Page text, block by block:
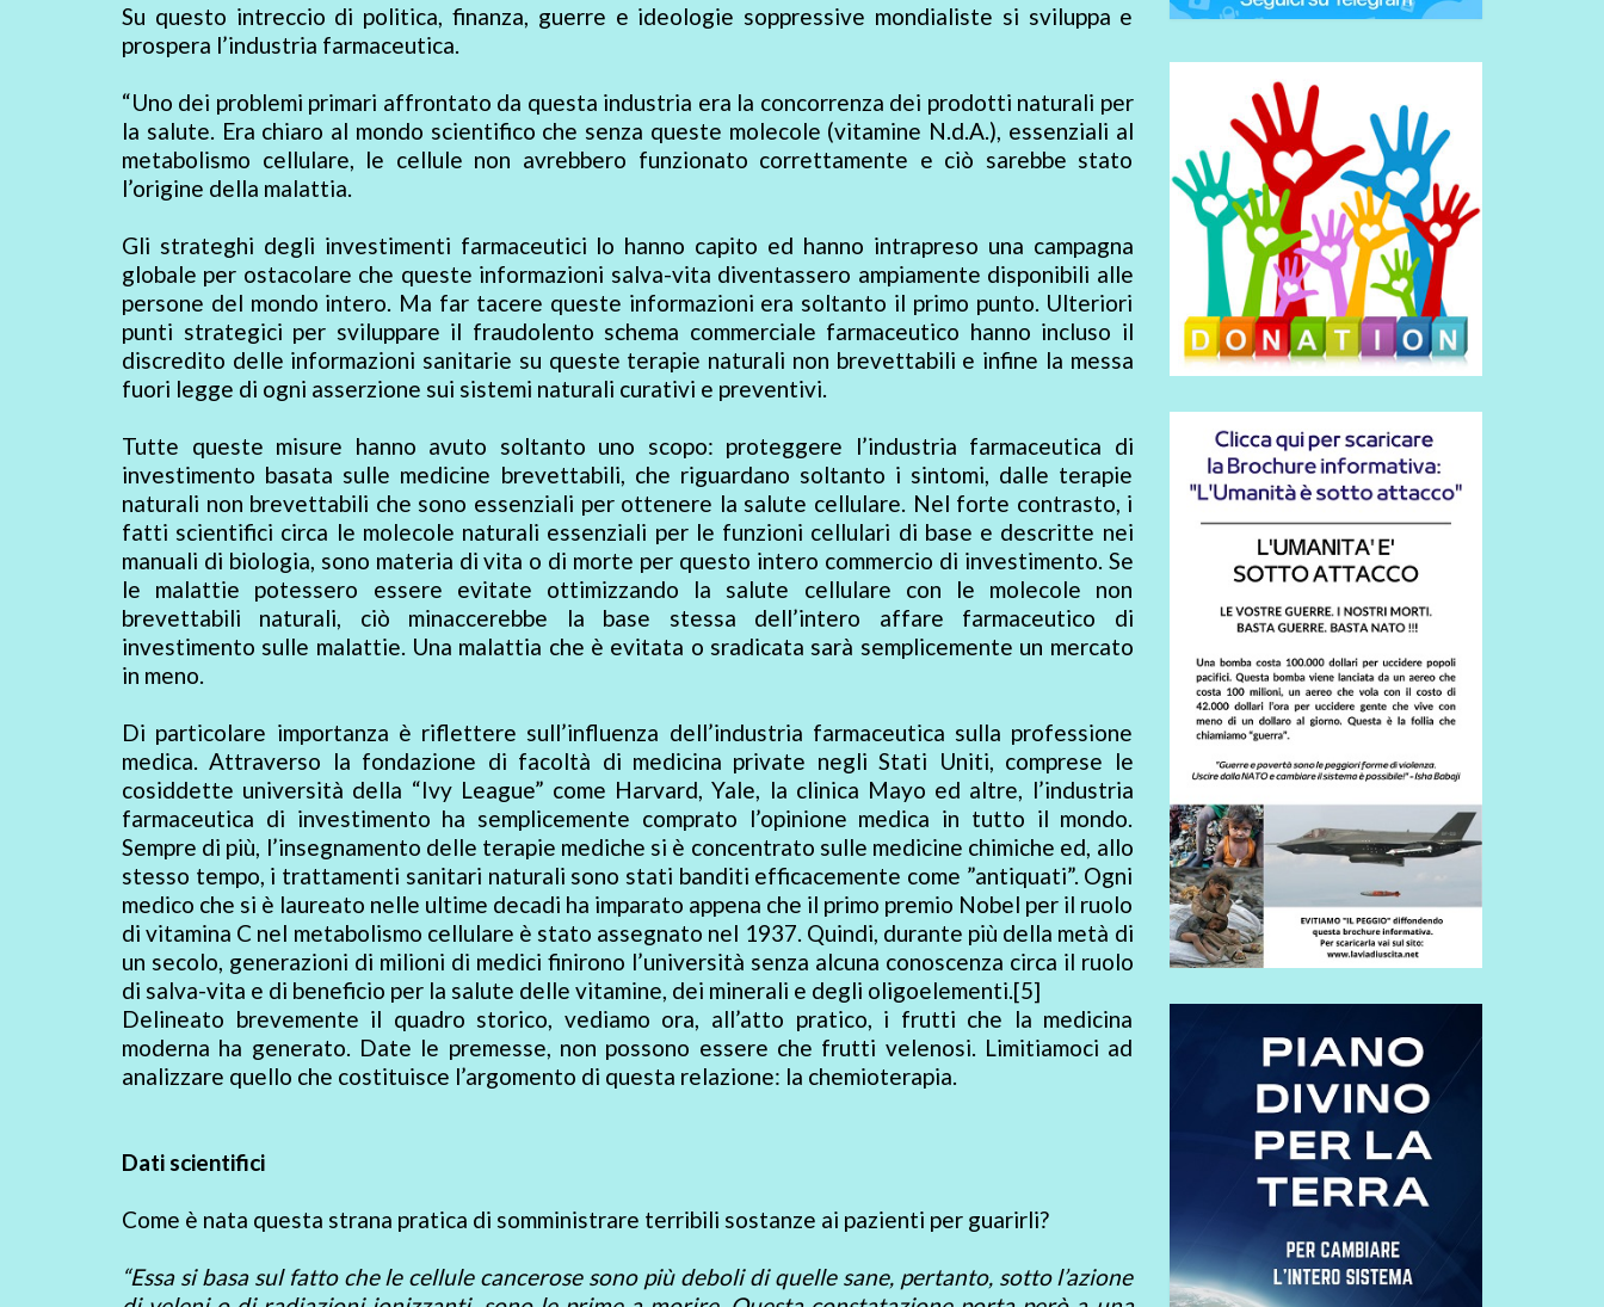
Su questo intreccio di politica, finanza, guerre e ideologie soppressive mondialiste si sviluppa e
prospera l’industria farmaceutica.
“Uno dei problemi primari affrontato da questa industria era la concorrenza dei prodotti naturali per
la salute. Era chiaro al mondo scientifico che senza queste molecole (vitamine N.d.A.), essenziali al
metabolismo cellulare, le cellule non avrebbero funzionato correttamente e ciò sarebbe stato
l’origine della malattia.
Gli strateghi degli investimenti farmaceutici lo hanno capito ed hanno intrapreso una campagna
globale per ostacolare che queste informazioni salva-vita diventassero ampiamente disponibili alle
persone del mondo intero. Ma far tacere queste informazioni era soltanto il primo punto. Ulteriori
punti strategici per sviluppare il fraudolento schema commerciale farmaceutico hanno incluso il
discredito delle informazioni sanitarie su queste terapie naturali non brevettabili e infine la messa
fuori legge di ogni asserzione sui sistemi naturali curativi e preventivi.
Tutte queste misure hanno avuto soltanto uno scopo: proteggere l’industria farmaceutica di
investimento basata sulle medicine brevettabili, che riguardano soltanto i sintomi, dalle terapie
naturali non brevettabili che sono essenziali per ottenere la salute cellulare. Nel forte contrasto, i
fatti scientifici circa le molecole naturali essenziali per le funzioni cellulari di base e descritte nei
manuali di biologia, sono materia di vita o di morte per questo intero commercio di investimento. Se
le malattie potessero essere evitate ottimizzando la salute cellulare con le molecole non
brevettabili naturali, ciò minaccerebbe la base stessa dell’intero affare farmaceutico di
investimento sulle malattie. Una malattia che è evitata o sradicata sarà semplicemente un mercato
in meno.
Di particolare importanza è riflettere sull’influenza dell’industria farmaceutica sulla professione
medica. Attraverso la fondazione di facoltà di medicina private negli Stati Uniti, comprese le
cosiddette università della “Ivy League” come Harvard, Yale, la clinica Mayo ed altre, l’industria
farmaceutica di investimento ha semplicemente comprato l’opinione medica in tutto il mondo.
Sempre di più, l’insegnamento delle terapie mediche si è concentrato sulle medicine chimiche ed, allo
stesso tempo, i trattamenti sanitari naturali sono stati banditi efficacemente come ”antiquati”. Ogni
medico che si è laureato nelle ultime decadi ha imparato appena che il primo premio Nobel per il ruolo
di vitamina C nel metabolismo cellulare è stato assegnato nel 1937. Quindi, durante più della metà di
un secolo, generazioni di milioni di medici finirono l’università senza alcuna conoscenza circa il ruolo
di salva-vita e di beneficio per la salute delle vitamine, dei minerali e degli oligoelementi.[5]
Delineato brevemente il quadro storico, vediamo ora, all’atto pratico, i frutti che la medicina
moderna ha generato. Date le premesse, non possono essere che frutti velenosi. Limitiamoci ad
analizzare quello che costituisce l’argomento di questa relazione: la chemioterapia.
Dati scientifici
Come è nata questa strana pratica di somministrare terribili sostanze ai pazienti per guarirli?
“Essa si basa sul fatto che le cellule cancerose sono più deboli di quelle sane, pertanto, sotto l’azione